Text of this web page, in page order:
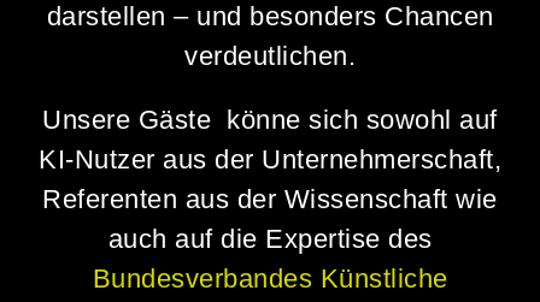
darstellen – und besonders Chancen
verdeutlichen.
Unsere Gäste könne sich sowohl auf
KI-Nutzer aus der Unternehmerschaft,
Referenten aus der Wissenschaft wie
auch auf die Expertise des
Bundesverbandes Künstliche